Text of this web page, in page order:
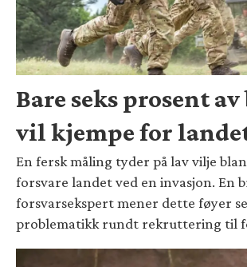
Bare seks prosent
vil kjempe for
En fersk måling tyder på lav vilje
forsvare landet ved en invasjon. En
forsvarsekspert mener dette føyer
problematikk rundt rekruttering til